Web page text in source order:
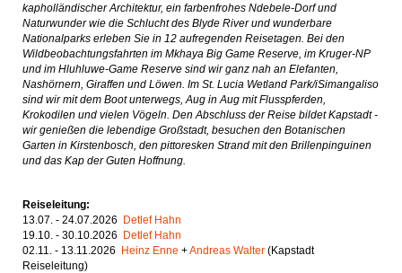
kapholländischer Architektur, ein farbenfrohes Ndebele-Dorf und
Naturwunder wie die Schlucht des Blyde River und wunderbare
Nationalparks erleben Sie in 12 aufregenden Reisetagen. Bei den
Wildbeobachtungsfahrten im Mkhaya Big Game Reserve, im Kruger-NP
und im Hluhluwe-Game Reserve sind wir ganz nah an Elefanten,
Nashörnern, Giraffen und Löwen. Im St. Lucia Wetland Park/iSimangaliso
sind wir mit dem Boot unterwegs, Aug in Aug mit Flusspferden,
Krokodilen und vielen Vögeln. Den Abschluss der Reise bildet Kapstadt -
wir genießen die lebendige Großstadt, besuchen den Botanischen
Garten in Kirstenbosch, den pittoresken Strand mit den Brillenpinguinen
und das Kap der Guten Hoffnung.
Reiseleitung:
13.07. - 24.07.2026
Detlef Hahn
19.10. - 30.10.2026
Detlef Hahn
02.11. - 13.11.2026
Heinz Enne +Andreas Walter (Kapstadt
Reiseleitung)